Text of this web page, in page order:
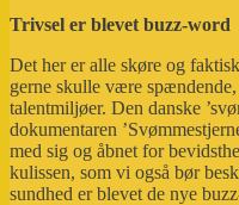
Trivsel er blevet buzz-word
Det her er alle skøre og
gerne skulle være
talentmiljøer. Den danske
dokumentaren
med sig og åbnet for
kulissen, som vi også bør
sundhed er blevet de nye